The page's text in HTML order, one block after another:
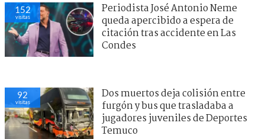
152
visitas
Periodista José Antonio Neme
queda apercibido a espera de
citación tras accidente en Las
Condes
92
visitas
Dos muertos deja colisión entre
furgón y bus que trasladaba a
jugadores juveniles de Deportes
Temuco